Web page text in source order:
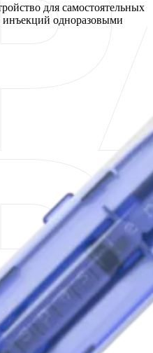
для самостоятельных
одноразовыми